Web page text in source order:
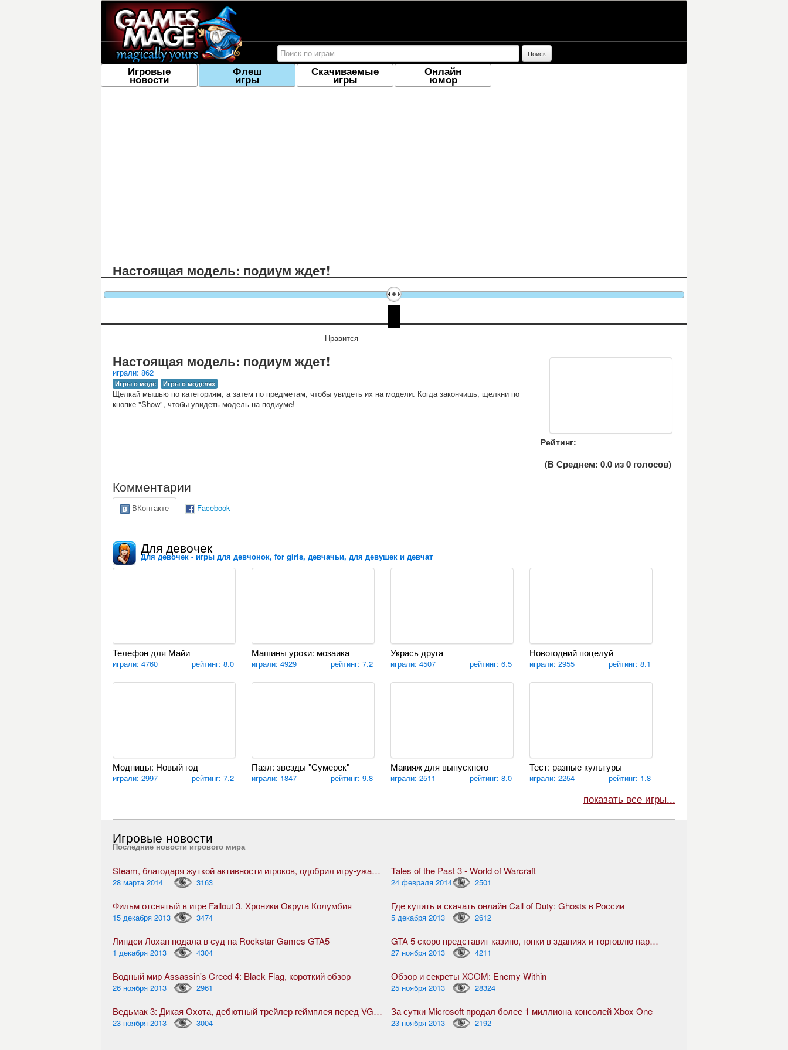
Поиск
Игровые
новости
Флеш
игры
Скачиваемые
игры
Онлайн
юмор
Настоящая модель: подиум ждет!
Нравится
Рейтинг:
(В Среднем: 0.0 из0 голосов)
Настоящая модель: подиум ждет!
играли: 862
Игры о моде Игры о моделях
Щелкай мышью по категориям, а затем по предметам, чтобы увидеть их на модели. Когда закончишь, щелкни по
кнопке "Show", чтобы увидеть модель на подиуме!
Комментарии
ВКонтакте Facebook
Для девочек
Для девочек - игры для девчонок, for girls, девчачьи, для девушек и девчат
Телефон для Майи
играли: 4760 рейтинг: 8.0
Машины уроки: мозаика
играли: 4929 рейтинг: 7.2
Укрась друга
играли: 4507 рейтинг: 6.5
Новогодний поцелуй
играли: 2955 рейтинг: 8.1
Модницы: Новый год
играли: 2997 рейтинг: 7.2
Пазл: звезды "Сумерек"
играли: 1847 рейтинг: 9.8
Макияж для выпускного
играли: 2511 рейтинг: 8.0
Тест: разные культуры
играли: 2254 рейтинг: 1.8
показать все игры...
Игровые новости
Последние новости игрового мира
Steam, благодаря жуткой активности игроков, одобрил игру-ужасник The Forest
28 марта 2014 3163
Tales of the Past 3 - World of Warcraft
24 февраля 2014 2501
Фильм отснятый в игре Fallout 3. Хроники Округа Колумбия
15 декабря 2013 3474
Где купить и скачать онлайн Call of Duty: Ghosts в России
5 декабря 2013 2612
Линдси Лохан подала в суд на Rockstar Games GTA5
1 декабря 2013 4304
GTA 5 скоро представит казино, гонки в зданиях и торговлю наркотиками
27 ноября 2013 4211
Водный мир Assassin's Creed 4: Black Flag, короткий обзор
26 ноября 2013 2961
Обзор и секреты XCOM: Enemy Within
25 ноября 2013 28324
Ведьмак 3: Дикая Охота, дебютный трейлер геймплея перед VGX 2013
23 ноября 2013 3004
За сутки Microsoft продал более 1 миллиона консолей Xbox One
23 ноября 2013 2192